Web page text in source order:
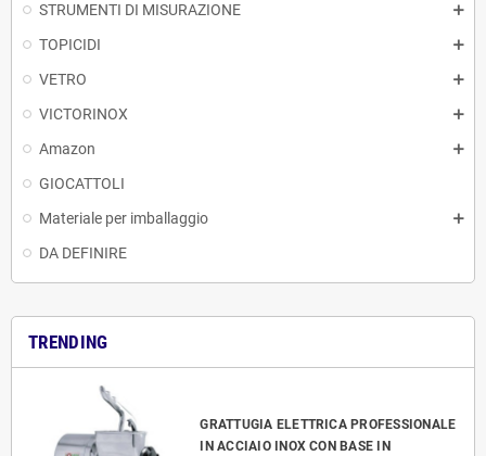
STRUMENTI DI MISURAZIONE
TOPICIDI
VETRO
VICTORINOX
Amazon
GIOCATTOLI
Materiale per imballaggio
DA DEFINIRE
TRENDING
GRATTUGIA ELETTRICA PROFESSIONALE
IN ACCIAIO INOX CON BASE IN